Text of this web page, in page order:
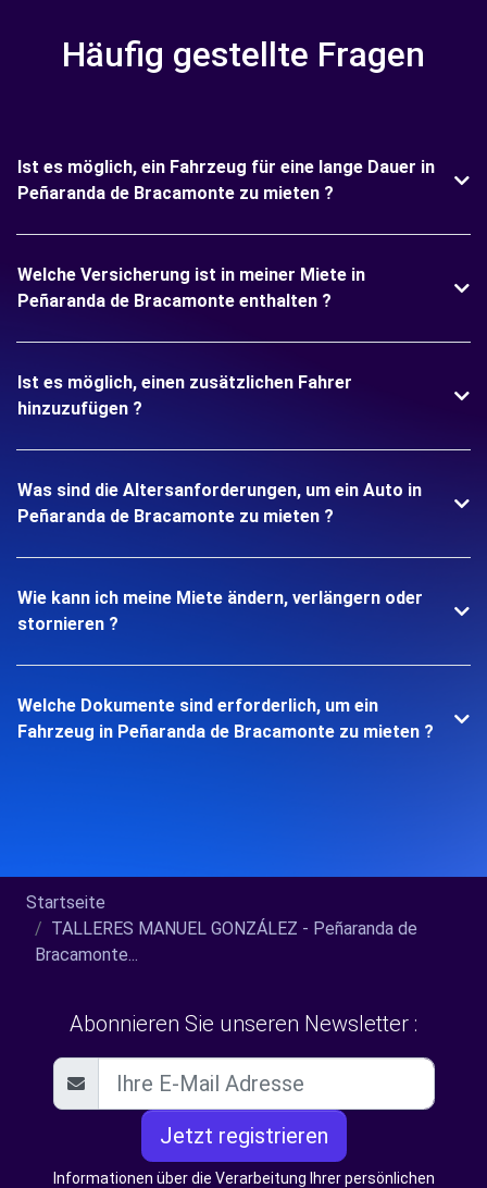
Häufig gestellte Fragen
Ist es möglich, ein Fahrzeug für eine lange Dauer in
Peñaranda de Bracamonte zu mieten ?
Welche Versicherung ist in meiner Miete in
Peñaranda de Bracamonte enthalten ?
Ist es möglich, einen zusätzlichen Fahrer
hinzuzufügen ?
Was sind die Altersanforderungen, um ein Auto in
Peñaranda de Bracamonte zu mieten ?
Wie kann ich meine Miete ändern, verlängern oder
stornieren ?
Welche Dokumente sind erforderlich, um ein
Fahrzeug in Peñaranda de Bracamonte zu mieten ?
Startseite
TALLERES MANUEL GONZÁLEZ - Peñaranda de
Bracamonte...
Abonnieren Sie unseren Newsletter :
Jetzt registrieren
Informationen über die Verarbeitung Ihrer persönlichen